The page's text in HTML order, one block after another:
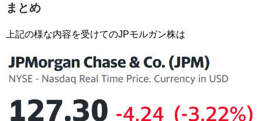
まとめ
上記の様な内容を受けてのJPモルガン株は